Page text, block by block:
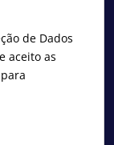
de Dados
aceito as